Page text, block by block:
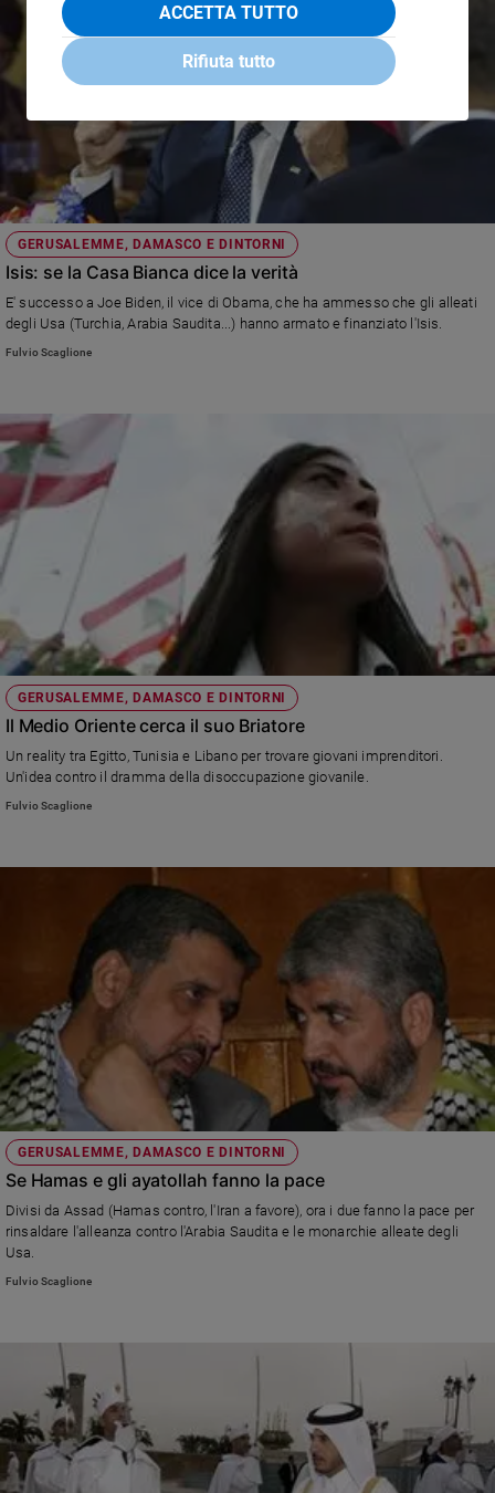
GERUSALEMME, DAMASCO E DINTORNI
Isis: se la Casa Bianca dice la verità
E' successo a Joe Biden, il vice di Obama, che ha ammesso che gli alleati
degli Usa (Turchia, Arabia Saudita...) hanno armato e finanziato l'Isis.
Fulvio Scaglione
GERUSALEMME, DAMASCO E DINTORNI
Il Medio Oriente cerca il suo Briatore
Un reality tra Egitto, Tunisia e Libano per trovare giovani imprenditori.
Un'idea contro il dramma della disoccupazione giovanile.
Fulvio Scaglione
GERUSALEMME, DAMASCO E DINTORNI
Se Hamas e gli ayatollah fanno la pace
Divisi da Assad (Hamas contro, l'Iran a favore), ora i due fanno la pace per
rinsaldare l'alleanza contro l'Arabia Saudita e le monarchie alleate degli
Usa.
Fulvio Scaglione
ACCETTA TUTTO
Rifiuta tutto